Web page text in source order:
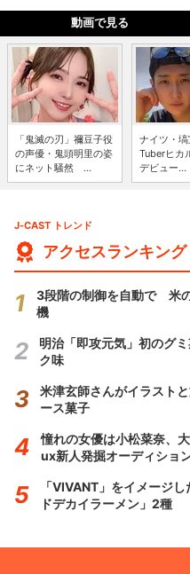
動画で見る
「鬼滅の刃」禰豆子役
の声優・鬼頭明里の姿
にネット騒然 ...
ナイツ・
Tuberヒカ
デビュー...
J-CAST トレンド
アクセスランキング
3段階の制御を自動で 米
機
明治「即攻元気」初のグ
ク味
米津玄師さんがイラスト
ース菓子
憧れの女優は小松菜奈、
ux新人発掘オーディショ
「VIVANT」をイメージ
ドデカイラーメン」2種